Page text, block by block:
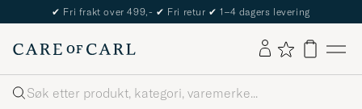
✔ Fri frakt over 499,- ✔ Fri retur ✔ 1–4 dagers levering
Søk